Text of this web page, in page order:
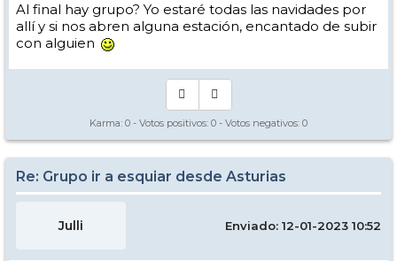
Al final hay grupo? Yo estaré todas las navidades por
allí y si nos abren alguna estación, encantado de subir
con alguien
Karma: 0 - Votos positivos: 0 - Votos negativos: 0
Re: Grupo ir a esquiar desde Asturias
Julli Enviado: 12-01-2023 10:52